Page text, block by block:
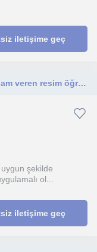
iletişime geç
Her öğrencinin potansiyeline inanan ilham veren resim öğretmeni.
şekilde
ol...
iletişime geç